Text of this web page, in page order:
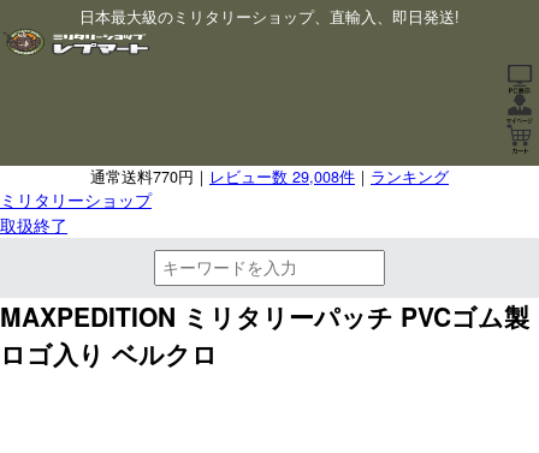
日本最大級のミリタリーショップ、直輸入、即日発送!
通常送料770円｜ レビュー数 29,008件 ｜ ランキング
ミリタリーショップ
取扱終了
MAXPEDITION ミリタリーパッチ PVCゴム製
ロゴ入り ベルクロ